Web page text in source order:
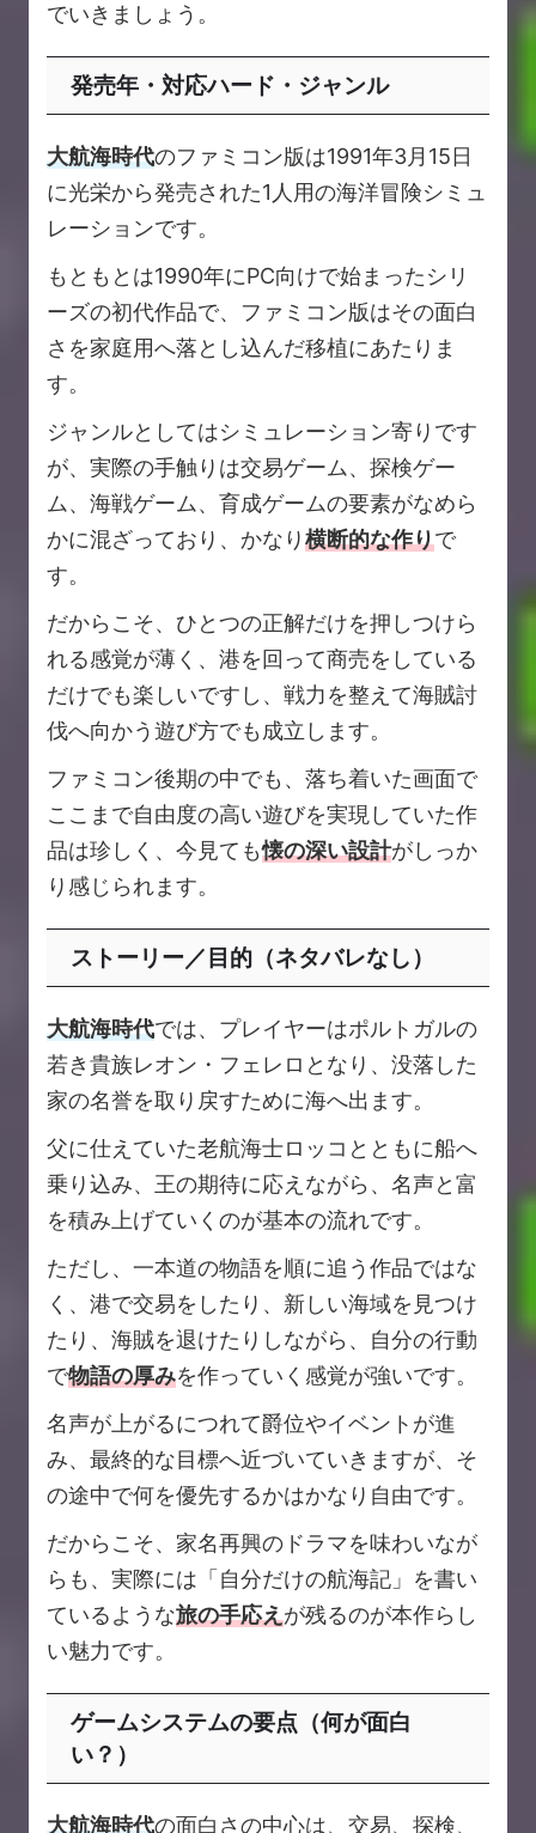
でいきましょう。
発売年・対応ハード・ジャンル
大航海時代のファミコン版は1991年3月15日
に光栄から発売された1人用の海洋冒険シミュ
レーションです。
もともとは1990年にPC向けで始まったシリ
ーズの初代作品で、ファミコン版はその面白
さを家庭用へ落とし込んだ移植にあたりま
す。
ジャンルとしてはシミュレーション寄りです
が、実際の手触りは交易ゲーム、探検ゲー
ム、海戦ゲーム、育成ゲームの要素がなめら
かに混ざっており、かなり横断的な作りで
す。
だからこそ、ひとつの正解だけを押しつけら
れる感覚が薄く、港を回って商売をしている
だけでも楽しいですし、戦力を整えて海賊討
伐へ向かう遊び方でも成立します。
ファミコン後期の中でも、落ち着いた画面で
ここまで自由度の高い遊びを実現していた作
品は珍しく、今見ても懐の深い設計がしっか
り感じられます。
ストーリー／目的（ネタバレなし）
大航海時代では、プレイヤーはポルトガルの
若き貴族レオン・フェレロとなり、没落した
家の名誉を取り戻すために海へ出ます。
父に仕えていた老航海士ロッコとともに船へ
乗り込み、王の期待に応えながら、名声と富
を積み上げていくのが基本の流れです。
ただし、一本道の物語を順に追う作品ではな
く、港で交易をしたり、新しい海域を見つけ
たり、海賊を退けたりしながら、自分の行動
で物語の厚みを作っていく感覚が強いです。
名声が上がるにつれて爵位やイベントが進
み、最終的な目標へ近づいていきますが、そ
の途中で何を優先するかはかなり自由です。
だからこそ、家名再興のドラマを味わいなが
らも、実際には「自分だけの航海記」を書い
ているような旅の手応えが残るのが本作らし
い魅力です。
ゲームシステムの要点（何が面白
い？）
大航海時代の面白さの中心は、交易、探検、